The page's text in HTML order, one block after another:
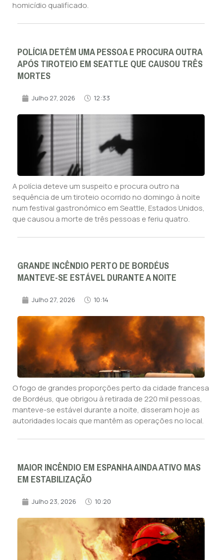
homicídio qualificado.
POLÍCIA DETÉM UMA PESSOA E PROCURA OUTRA
APÓS TIROTEIO EM SEATTLE QUE CAUSOU TRÊS
MORTES
Julho 27, 2026 12:33
A polícia deteve um suspeito e procura outro na
sequência de um tiroteio ocorrido no domingo à noite
num festival gastronómico em Seattle, Estados Unidos,
que causou a morte de três pessoas e feriu quatro.
GRANDE INCÊNDIO PERTO DE BORDÉUS
MANTEVE-SE ESTÁVEL DURANTE A NOITE
Julho 27, 2026 10:14
O fogo de grandes proporções perto da cidade francesa
de Bordéus, que obrigou à retirada de 220 mil pessoas,
manteve-se estável durante a noite, disseram hoje as
autoridades locais que mantêm as operações no local.
MAIOR INCÊNDIO EM ESPANHA AINDA ATIVO MAS
EM ESTABILIZAÇÃO
Julho 23, 2026 10:20